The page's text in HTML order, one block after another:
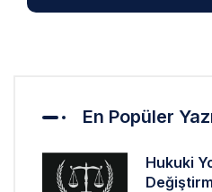
En Popüler
Hukuki